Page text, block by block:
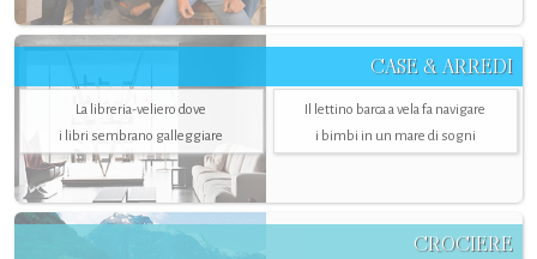
CASE & ARREDI
La libreria-veliero dove
i libri sembrano galleggiare
Il lettino barca a vela fa navigare
i bimbi in un mare di sogni
CROCIERE